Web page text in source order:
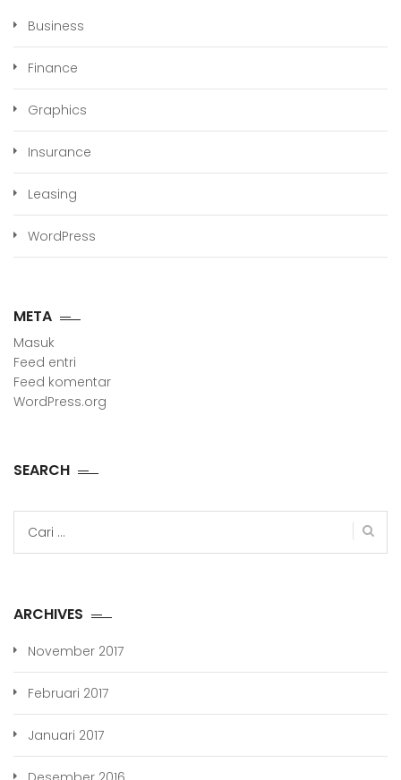
Business
Finance
Graphics
Insurance
Leasing
WordPress
META
Masuk
Feed entri
Feed komentar
WordPress.org
SEARCH
untuk:
ARCHIVES
November 2017
Februari 2017
Januari 2017